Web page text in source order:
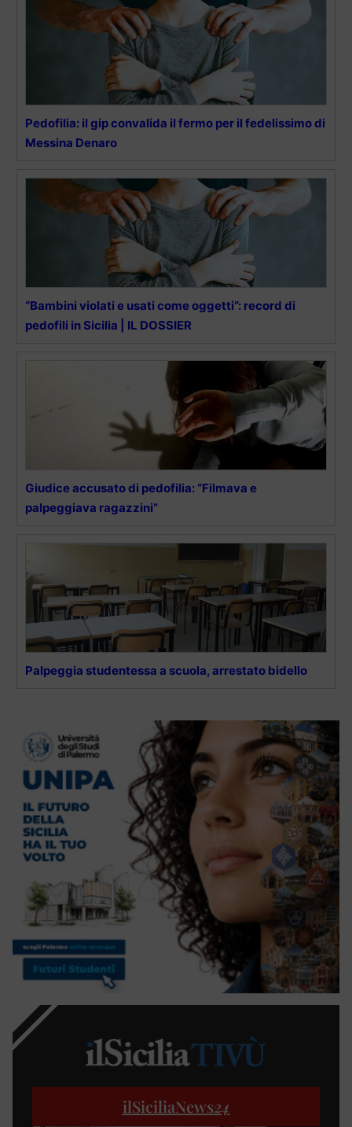
Pedofilia: il gip convalida il fermo per il fedelissimo di
Messina Denaro
“Bambini violati e usati come oggetti”: record di
pedofili in Sicilia | IL DOSSIER
Giudice accusato di pedofilia: “Filmava e
palpeggiava ragazzini”
Palpeggia studentessa a scuola, arrestato bidello
ilSiciliaNews24